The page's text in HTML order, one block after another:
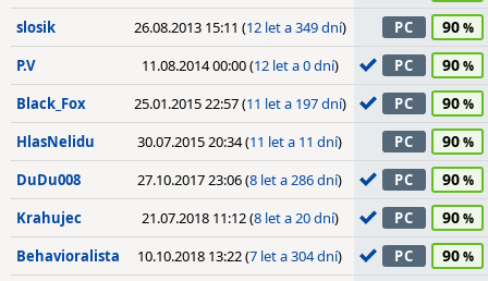
slosik 26.08.2013 15:11 (12 let a 349 dní) PC 90
P.V 11.08.2014 00:00 (12 let a 0 dní) PC 90
Black_Fox 25.01.2015 22:57 (11 let a 197 dní) PC 90
HlasNelidu 30.07.2015 20:34 (11 let a 11 dní) PC 90
DuDu008 27.10.2017 23:06 (8 let a 286 dní) PC 90
Krahujec 21.07.2018 11:12 (8 let a 20 dní) PC 90
Behavioralista 10.10.2018 13:22 (7 let a 304 dní) PC 90